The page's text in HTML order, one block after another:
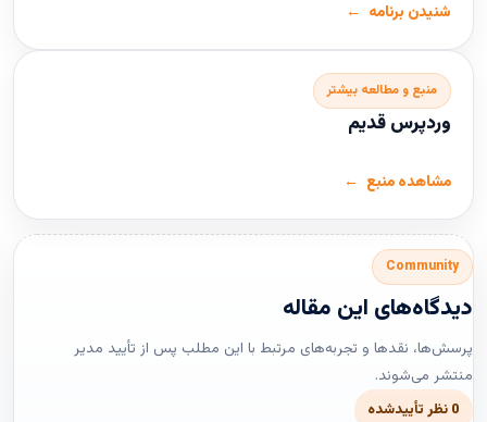
شنیدن برنامه
منبع و مطالعه بیشتر
وردپرس قدیم
مشاهده منبع
Community
دیدگاه‌های این مقاله
پرسش‌ها، نقدها و تجربه‌های مرتبط با این مطلب پس از تأیید مدیر
منتشر می‌شوند.
0 نظر تأییدشده